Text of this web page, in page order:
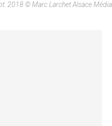
2018 © Marc Larchet Alsace Média